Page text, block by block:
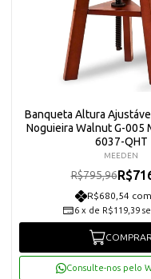
Banqueta Altura
Noguieira Walnut G-005
6037-QHT
MEEDEN
R$795,96
R$680,54
6 x de R$119,39
Consulte-nos pelo